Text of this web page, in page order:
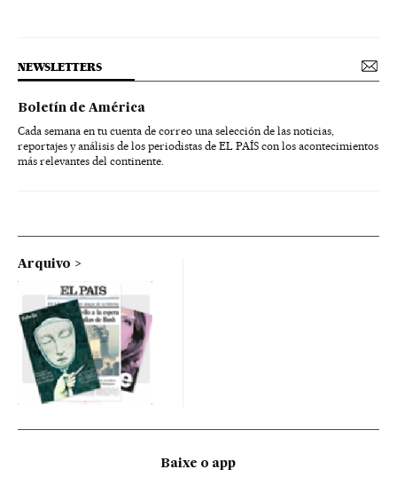
NEWSLETTERS
Boletín de América
Cada semana en tu cuenta de correo una selección de las noticias,
reportajes y análisis de los periodistas de EL PAÍS con los acontecimientos
más relevantes del continente.
Arquivo
Baixe o app